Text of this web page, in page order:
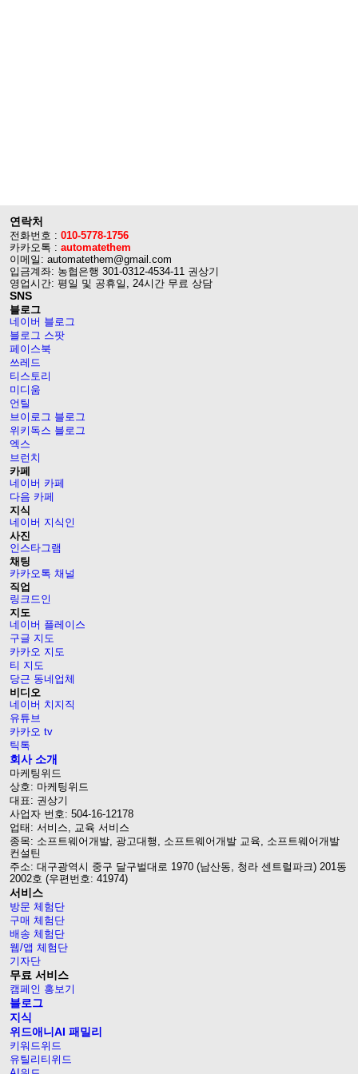
연락처
전화번호 : 010-5778-1756
카카오톡 : automatethem
이메일: automatethem@gmail.com
입금계좌: 농협은행 301-0312-4534-11 권상기
영업시간: 평일 및 공휴일, 24시간 무료 상담
SNS
블로그
네이버 블로그
블로그 스팟
페이스북
쓰레드
티스토리
미디움
언틸
브이로그 블로그
위키독스 블로그
엑스
브런치
카페
네이버 카페
다음 카페
지식
네이버 지식인
사진
인스타그램
채팅
카카오톡 채널
직업
링크드인
지도
네이버 플레이스
구글 지도
카카오 지도
티 지도
당근 동네업체
비디오
네이버 치지직
유튜브
카카오 tv
틱톡
회사 소개
마케팅위드
상호: 마케팅위드
대표: 권상기
사업자 번호: 504-16-12178
업태: 서비스, 교육 서비스
종목: 소프트웨어개발, 광고대행, 소프트웨어개발 교육, 소프트웨어개발
컨설틴
주소: 대구광역시 중구 달구벌대로 1970 (남산동, 청라 센트럴파크) 201동
2002호 (우편번호: 41974)
서비스
방문 체험단
구매 체험단
배송 체험단
웹/앱 체험단
기자단
무료 서비스
캠페인 홍보기
블로그
지식
위드애니AI 패밀리
키워드위드
유틸리티위드